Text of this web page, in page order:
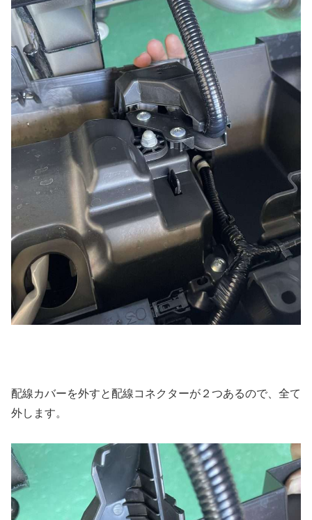
配線カバーを外すと配線コネクターが２つあるので、全て
外します。